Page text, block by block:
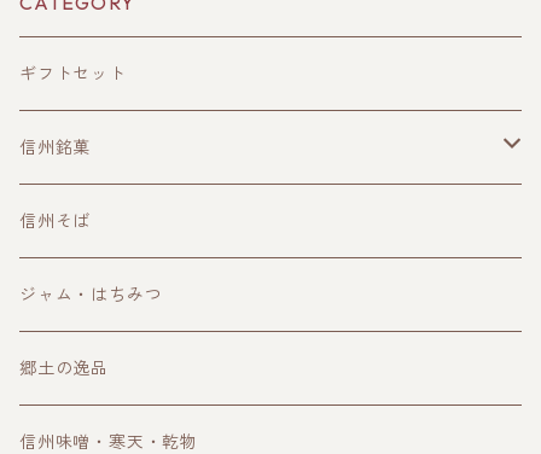
ギフトセット
信州銘菓
洋菓子
和菓子
信州そば
ジャム・はちみつ
郷土の逸品
信州味噌・寒天・乾物